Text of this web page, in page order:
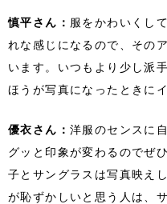
慎平さん： 服をかわいくし
れな感じになるので、その
います。いつもより少し派
ほうが写真になったときに
優衣さん： 洋服のセンスに
グッと印象が変わるのでぜ
子とサングラスは写真映え
が恥ずかしいと思う人は、